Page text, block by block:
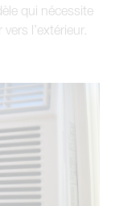
qui nécessite
l’extérieur.